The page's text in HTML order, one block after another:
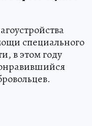
специального
в этом году